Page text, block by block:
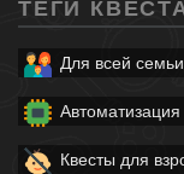
ТЕГИ
Для всей семьи
Автоматизация
Квесты для